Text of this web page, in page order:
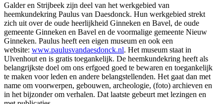
Galder en Strijbeek zijn deel van het werkgebied van
heemkundekring Paulus van Daesdonck. Hun werkgebied strekt
zich uit over de oude heerlijkheid Ginneken en Bavel, de oude
gemeente Ginneken en Bavel en de voormalige gemeente Nieuw
Ginneken. Paulus heeft een eigen museum en ook een
website: www.paulusvandaesdonck.nl. Het museum staat in
Ulvenhout en is gratis toegankelijk. De heemkundekring heeft als
belangrijkste doel om ons erfgoed goed te bewaren en toegankelijk
te maken voor leden en andere belangstellenden. Het gaat dan met
name om voorwerpen, gebouwen, archeologie, (foto) archieven en
in het bijzonder om verhalen. Dat laatste gebeurt met lezingen en